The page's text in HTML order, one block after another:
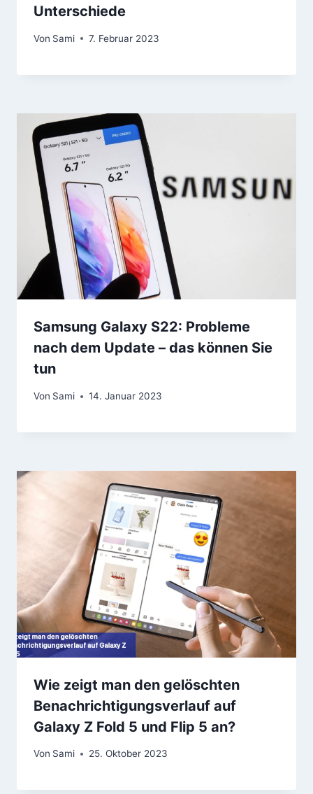
Unterschiede
Von Sami 7. Februar 2023
Samsung Galaxy S22: Probleme
nach dem Update – das können Sie
tun
Von Sami 14. Januar 2023
Wie zeigt man den gelöschten
Benachrichtigungsverlauf auf
Galaxy Z Fold 5 und Flip 5 an?
Von Sami 25. Oktober 2023